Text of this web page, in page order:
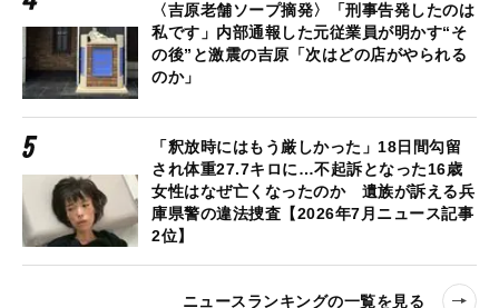
〈吉原老舗ソープ摘発〉「刑事告発したのは
私です」内部通報した元従業員が明かす“そ
の後”と激震の吉原「次はどの店がやられる
のか」
「釈放時にはもう厳しかった」18日間勾留
され体重27.7キロに…不起訴となった16歳
女性はなぜ亡くなったのか 遺族が訴える兵
庫県警の違法捜査【2026年7月ニュース記事
2位】
ニュースランキングの一覧を見る